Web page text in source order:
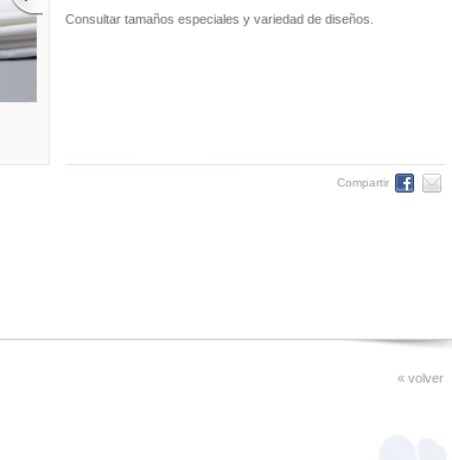
Consultar tamaños especiales y variedad de diseños.
Compartir
« volver